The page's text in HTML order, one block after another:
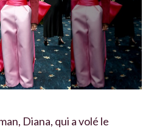
Diana, qui a volé le